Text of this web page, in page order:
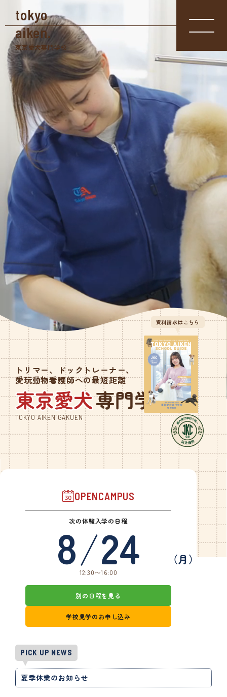
tokyo
aiken.
東京愛犬専門学校
資料請求
体験入学
学校見学
入学相談室
03-3361-
学校案内
東京愛犬の特長
めざせる仕事紹介
- 愛玩動物看護師
- ドッグトレーナー
就職サポート・資
格取得
ジュール
学校概要・学校の
あゆみ
入学案内
募集要項
奨学金・教育ロー
ン
体験入学・学校見
学
資料請求
よくある質問
愛犬総合学科
卒業生の声
動物看護学科
国家資格「愛玩動
物看護師」とは？
在校生の声
卒業生の声
在校生の方へ
卒業生の方へ
事業所の皆様へ
資料請求はこちら
トリマー、ドックトレーナー、
愛玩動物看護師への最短距離
TOKYO AIKEN GAKUEN
OPENCAMPUS
次の体験入学の日程
8/24 （月）
12:30〜16:00
別の日程を見る
学校見学のお申し込み
PICK UP NEWS
夏季休業のお知らせ